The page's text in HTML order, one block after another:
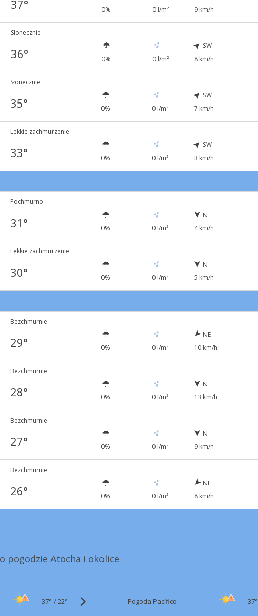
37° 0% 0 l/m²
9 km/h
Słonecznie
36° 0% 0 l/m²
SW
8 km/h
Słonecznie
35° 0% 0 l/m²
SW
7 km/h
Lekkie zachmurzenie
33° 0% 0 l/m²
SW
3 km/h
Pochmurno
31° 0% 0 l/m²
N
4 km/h
Lekkie zachmurzenie
30° 0% 0 l/m²
N
5 km/h
Bezchmurnie
29° 0% 0 l/m²
NE
10 km/h
Bezchmurnie
28° 0% 0 l/m²
N
13 km/h
Bezchmurnie
27° 0% 0 l/m²
N
9 km/h
Bezchmurnie
26° 0% 0 l/m²
NE
8 km/h
pogodzie Atocha i okolice
37° /22° Pogoda Pacífico 37°